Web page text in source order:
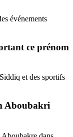
événements
ce prénom
et des sportifs
Aboubakri